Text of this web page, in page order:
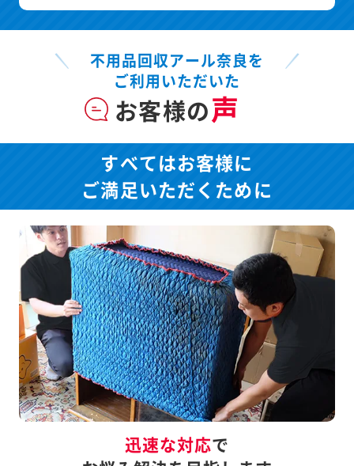
不用品回収アール奈良を
ご利用いただいた
お客様の声
すべてはお客様に
ご満足いただくために
迅速な対応で